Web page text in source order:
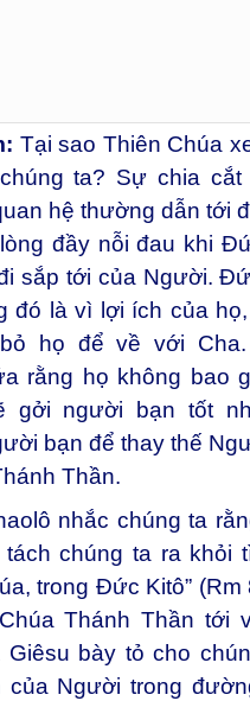
Tại sao Thiên Chúa
ta? Sự chia cắt
hệ thường dẫn tới
đầy nỗi đau khi
sắp tới của Người.
đó là vì lợi ích của
họ để về với Cha.
rằng họ không bao
gởi người bạn tốt
bạn để thay thế
Thần.
nhắc chúng ta
chúng ta ra khỏi
trong Đức Kitô” (Rm
Thánh Thần tới
Giêsu bày tỏ cho
của Người trong